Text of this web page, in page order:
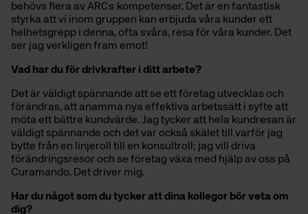
behövs flera avARCs kompetenser. Det är en fantastisk
styrka att vi inom gruppen kan erbjuda våra kunder ett
helhetsgrepp i denna, ofta svåra, resa för våra kunder. Det
ser jag verkligen fram emot!
Vad har du för drivkrafter i ditt arbete?
Det är väldigt spännande att se ett företag utvecklas och
förändras, att anamma nya effektiva arbetssätt i syfte att
möta ett bättre kundvärde. Jag tycker att hela kundresan är
väldigt spännande och det var också skälet till varför jag
bytte från en linjeroll till en konsultroll; jag vill driva
förändringsresor och se företag växa med hjälp av oss på
Curamando. Det driver mig.
Har du något som du tycker att dina kollegor bör veta om
dig?